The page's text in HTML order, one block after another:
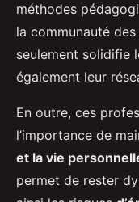
méthodes
la communauté
seulement solidifie
également leur
En outre, ces
l’importance de
et la vie
permet de rester